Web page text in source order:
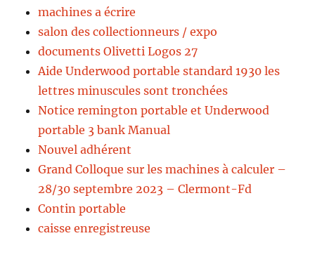
machines a écrire
salon des collectionneurs / expo
documents Olivetti Logos 27
Aide Underwood portable standard 1930 les
lettres minuscules sont tronchées
Notice remington portable et Underwood
portable 3 bank Manual
Nouvel adhérent
Grand Colloque sur les machines à calculer –
28/30 septembre 2023 – Clermont-Fd
Contin portable
caisse enregistreuse